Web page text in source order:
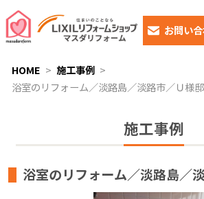
お問い
HOME
施工事例
浴室のリフォーム／淡路島／淡路市／Ｕ様邸
施工事例
浴室のリフォーム／淡路島／